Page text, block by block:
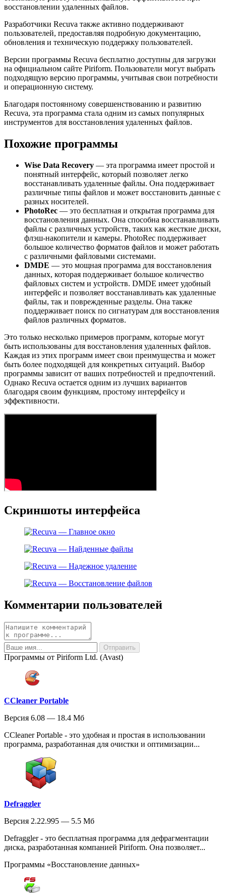
восстановлении удаленных файлов.
Разработчики Recuva также активно поддерживают
пользователей, предоставляя подробную документацию,
обновления и техническую поддержку пользователей.
Версии программы Recuva бесплатно доступны для загрузки
на официальном сайте Piriform. Пользователи могут выбрать
подходящую версию программы, учитывая свои потребности
и операционную систему.
Благодаря постоянному совершенствованию и развитию
Recuva, эта программа стала одним из самых популярных
инструментов для восстановления удаленных файлов.
Похожие программы
Wise Data Recovery — эта программа имеет простой и
понятный интерфейс, который позволяет легко
восстанавливать удаленные файлы. Она поддерживает
различные типы файлов и может восстановить данные с
разных носителей.
PhotoRec — это бесплатная и открытая программа для
восстановления данных. Она способна восстанавливать
файлы с различных устройств, таких как жесткие диски,
флэш-накопители и камеры. PhotoRec поддерживает
большое количество форматов файлов и может работать
с различными файловыми системами.
DMDE — это мощная программа для восстановления
данных, которая поддерживает большое количество
файловых систем и устройств. DMDE имеет удобный
интерфейс и позволяет восстанавливать как удаленные
файлы, так и поврежденные разделы. Она также
поддерживает поиск по сигнатурам для восстановления
файлов различных форматов.
Это только несколько примеров программ, которые могут
быть использованы для восстановления удаленных файлов.
Каждая из этих программ имеет свои преимущества и может
быть более подходящей для конкретных ситуаций. Выбор
программы зависит от ваших потребностей и предпочтений.
Однако Recuva остается одним из лучших вариантов
благодаря своим функциям, простому интерфейсу и
эффективности.
Скриншоты интерфейса
Комментарии пользователей
Программы от Piriform Ltd. (Avast)
CCleaner Portable
Версия 6.08 — 18.4 Мб
CCleaner Portable - это удобная и простая в использовании
программа, разработанная для очистки и оптимизации...
Defraggler
Версия 2.22.995 — 5.5 Мб
Defraggler - это бесплатная программа для дефрагментации
диска, разработанная компанией Piriform. Она позволяет...
Программы «Восстановление данных»